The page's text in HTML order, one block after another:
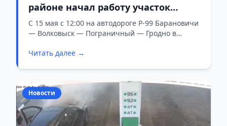
районе начал работу участок
контроля средней скорости
С 15 мая с 12:00 на автодороге Р-99 Барановичи
— Волковыск — Пограничный — Гродно в
введён в эксплуатацию новый участок контроля
Читать далее →
Новости